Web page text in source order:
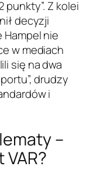
punkty”. Z kolei
decyzji
Hampel nie
w mediach
się na dwa
drudzy
i
–